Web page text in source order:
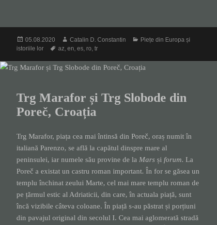
Posted
on
05.08.2020 Author
Catalin D. Constantin Categories
Piețe din Europa și
istoriile lor
Tags
az,en,es, ro,tr
Trg Marafor și Trg Slobode din
Poreč, Croația
Trg Marafor, piața cea mai întinsă din Poreč, oraș numit în
italiană Parenzo, se află la capătul dinspre mare al
peninsulei, iar numele său provine de la Mars și forum. La
Poreč a existat un castru roman important. În for se găsea un
templu închinat zeului Marte, cel mai mare templu roman de
pe țărmul estic al Adriaticii, din care, în actuala piață, sunt
încă vizibile câteva coloane. În piață s-au păstrat și porțiuni
din pavajul original din secolul I. Cea mai aglomerată stradă